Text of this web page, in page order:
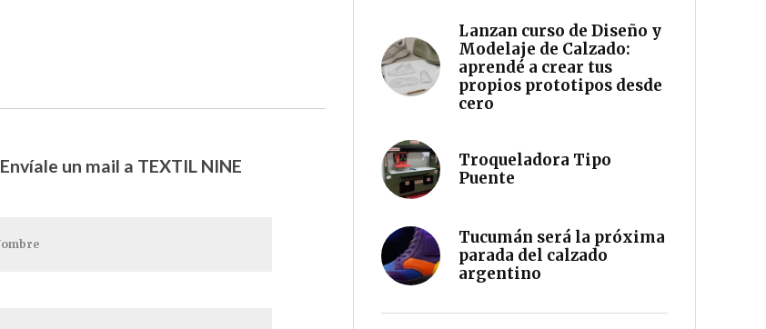
Envíale un mail a TEXTIL NINE
Lanzan curso de Diseño y
Modelaje de Calzado:
aprendé a crear tus
propios prototipos desde
cero
Troqueladora Tipo
Puente
Tucumán será la próxima
parada del calzado
argentino